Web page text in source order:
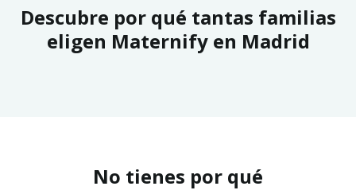
Descubre por qué tantas familias
eligen Maternify en Madrid
No tienes por qué